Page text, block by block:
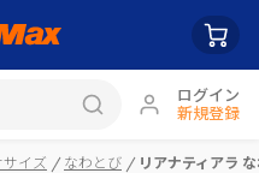
ログイン
新規登録
イズ なわとび リアナティアラ